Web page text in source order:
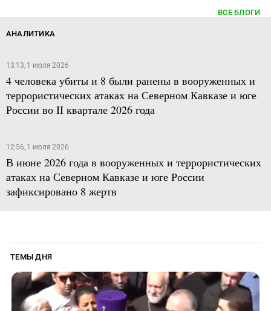
ВСЕ БЛОГИ
АНАЛИТИКА
13:13, 1 июля 2026
4 человека убиты и 8 были ранены в вооруженных и
террористических атаках на Северном Кавказе и юге
России во II квартале 2026 года
12:56, 1 июля 2026
В июне 2026 года в вооруженных и террористических
атаках на Северном Кавказе и юге России
зафиксировано 8 жертв
ТЕМЫ ДНЯ